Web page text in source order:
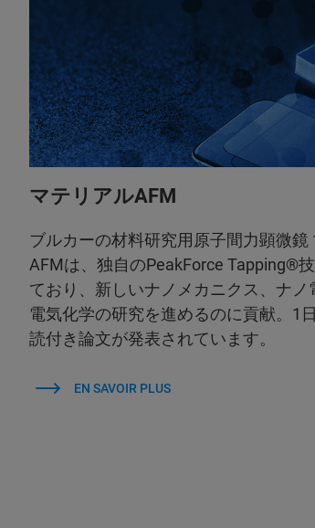
マテリアルAFM
ブルカーの材料研究用原子間力顕微鏡
AFMは、独自のPeakForce Tapping®
ており、新しいナノメカニクス、ナノ
電気化学の研究を進めるのに貢献。1
読付き論文が発表されています。
EN SAVOIR PLUS